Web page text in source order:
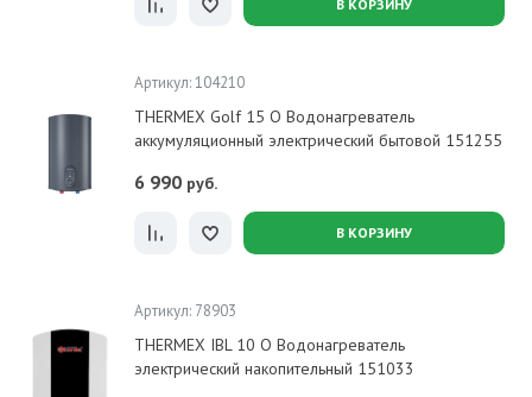
В КОРЗИНУ
Артикул: 104210
THERMEX Golf 15 O Водонагреватель
аккумуляционный электрический бытовой 151255
6 990 руб.
В КОРЗИНУ
Артикул: 78903
THERMEX IBL 10 O Водонагреватель
электрический накопительный 151033